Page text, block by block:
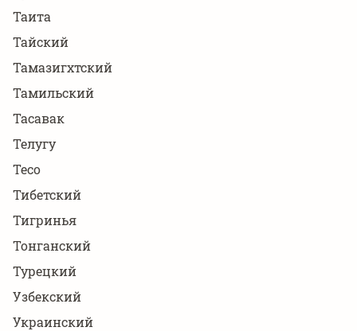
Таита
Тайский
Тамазигхтский
Тамильский
Тасавак
Телугу
Тесо
Тибетский
Тигринья
Тонганский
Турецкий
Узбекский
Украинский